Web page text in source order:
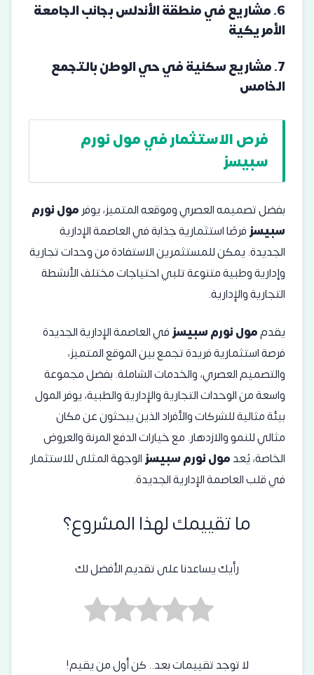
6. مشاريع في منطقة الأندلس بجانب الجامعة
الأمريكية
7. مشاريع سكنية في حي الوطن بالتجمع
الخامس
فرص الاستثمار في مول نورم
سبيسز
بفضل تصميمه العصري وموقعه المتميز، يوفرمول نورم
سبيسزفرصًا استثمارية جذابة في العاصمة الإدارية
الجديدة. يمكن للمستثمرين الاستفادة من وحدات تجارية
وإدارية وطبية متنوعة تلبي احتياجات مختلف الأنشطة
التجارية والإدارية.
يقدممول نورم سبيسزفي العاصمة الإدارية الجديدة
فرصة استثمارية فريدة تجمع بين الموقع المتميز،
والتصميم العصري، والخدمات الشاملة. بفضل مجموعة
واسعة من الوحدات التجارية والإدارية والطبية، يوفر المول
بيئة مثالية للشركات والأفراد الذين يبحثون عن مكان
مثالي للنمو والازدهار. مع خيارات الدفع المرنة والعروض
الخاصة، يُعدمول نورم سبيسزالوجهة المثلى للاستثمار
في قلب العاصمة الإدارية الجديدة.
ما تقييمك لهذا المشروع؟
رأيك يساعدنا على تقديم الأفضل لك
لا توجد تقييمات بعد.. كن أول من يقيم!